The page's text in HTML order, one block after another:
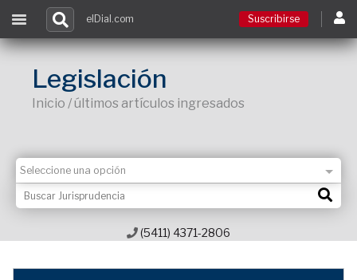
Contacto
elDial.com Suscribirse
Legislación
Inicio / últimos artículos ingresados
(5411) 4371-2806